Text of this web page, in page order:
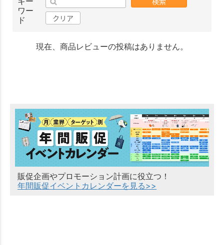
ワー
ド
クリア
現在、商品レビューの投稿はありません。
販促企画やプロモーション計画に役立つ！
年間販促イベントカレンダーを見る>>